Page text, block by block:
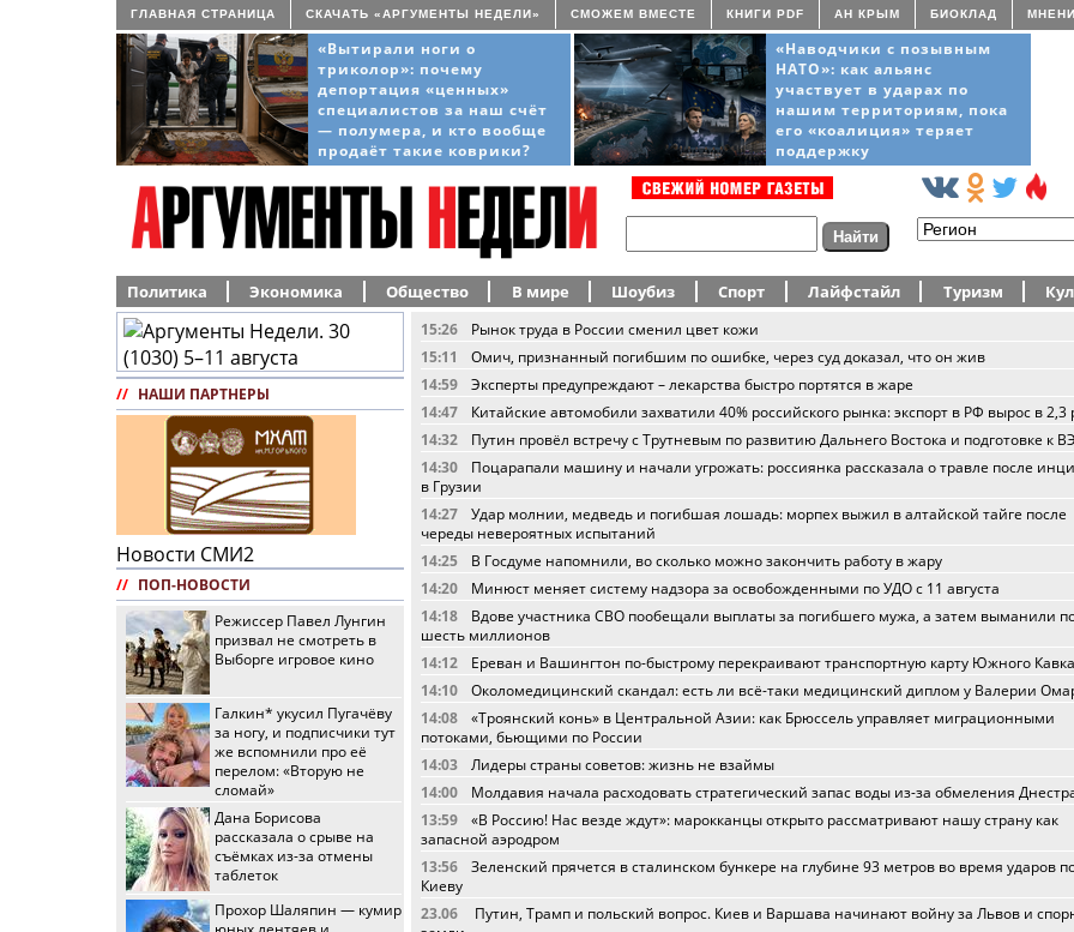
ГЛАВНАЯ СТРАНИЦА СКАЧАТЬ «АРГУМЕНТЫ НЕДЕЛИ» СМОЖЕМ ВМЕСТЕ КНИГИ PDF АН КРЫМ БИОКЛАД
«Вытирали ноги о
триколор»: почему
депортация «ценных»
специалистов за наш счёт
— полумера, и кто вообще
продаёт такие коврики?
«Наводчики с позывным
НАТО»: как альянс
участвует в ударах по
нашим территориям, пока
его «коалиция» теряет
поддержку
Политика Экономика Общество В мире Шоубиз Спорт Лайфстайл Туризм
// НАШИ ПАРТНЕРЫ
Новости СМИ2
// ПОП-НОВОСТИ
Режиссер Павел Лунгин
призвал не смотреть в
Выборге игровое кино
Галкин* укусил Пугачёву
за ногу, и подписчики тут
же вспомнили про её
перелом: «Вторую не
сломай»
Дана Борисова
рассказала о срыве на
съёмках из-за отмены
таблеток
Прохор Шаляпин — кумир
юных лентяев и
15:26
Рынок труда в России сменил цвет кожи
15:11
Омич, признанный погибшим по ошибке, через суд доказал, что он жив
14:59
Эксперты предупреждают – лекарства быстро портятся в жаре
14:47
Китайские автомобили захватили 40% российского рынка: экспорт в РФ вырос в 2,3
14:32
Путин провёл встречу с Трутневым по развитию Дальнего Востока и подготовке к
14:30
Поцарапали машину и начали угрожать: россиянка рассказала о травле после
в Грузии
14:27
Удар молнии, медведь и погибшая лошадь: морпех выжил в алтайской тайге после
череды невероятных испытаний
14:25
В Госдуме напомнили, во сколько можно закончить работу в жару
14:20
Минюст меняет систему надзора за освобожденными по УДО с 11 августа
14:18
Вдове участника СВО пообещали выплаты за погибшего мужа, а затем выманили
шесть миллионов
14:12
Ереван и Вашингтон по-быстрому перекраивают транспортную карту Южного
14:10
Околомедицинский скандал: есть ли всё-таки медицинский диплом у Валерии
14:08
«Троянский конь» в Центральной Азии: как Брюссель управляет миграционными
потоками, бьющими по России
14:03
Лидеры страны советов: жизнь не взаймы
14:00
Молдавия начала расходовать стратегический запас воды из-за обмеления
13:59
«В Россию! Нас везде ждут»: марокканцы открыто рассматривают нашу страну как
запасной аэродром
13:56
Зеленский прячется в сталинском бункере на глубине 93 метров во время ударов
Киеву
23.06
Путин, Трамп и польский вопрос. Киев и Варшава начинают войну за Львов и